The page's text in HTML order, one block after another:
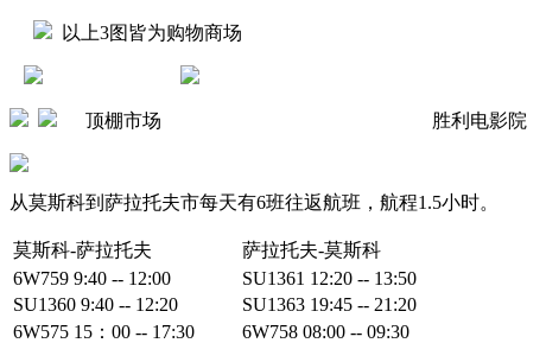
以上3图皆为购物商场
顶棚市场 胜利电影院
从莫斯科到萨拉托夫市每天有6班往返航班，航程1.5小时。
莫斯科-萨拉托夫
萨拉托夫-莫斯科
6W759 9:40 -- 12:00
SU1361 12:20 -- 13:50
SU1360 9:40 -- 12:20
SU1363 19:45 -- 21:20
6W575 15：00 -- 17:30
6W758 08:00 -- 09:30